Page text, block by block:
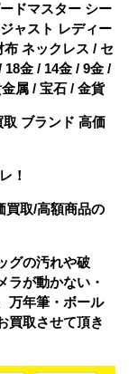
ドマスター シー
ャスト レディー
ネックレス / セ
金 / 14金 / 9金 /
属 / 宝石 / 金貨
ブランド 高価
！
買取/高額商品の
グの汚れや破
ラが動かない・
万年筆・ボール
買取させて頂き